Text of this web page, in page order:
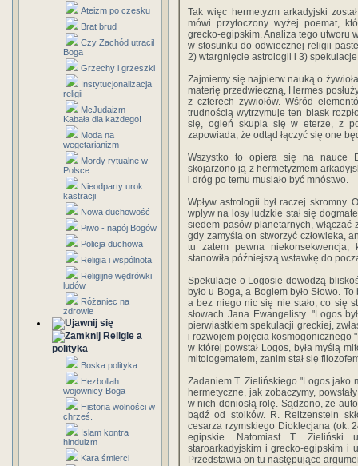
Ateizm po czesku
Brat brud
Czy Zachód utracił
Boga
Grzechy i grzeszki
Instytucjonalizacja
religii
McJudaizm -
Kabała dla każdego!
Moda na
wegetarianizm
Mordy rytualne w
Polsce
Nieodparty urok
kastracji
Nowa duchowość
Piwo - napój Bogów
Policja duchowa
Religia i wspólnota
Religijne wędrówki
ludów
Różaniec na
zdrowie
Religie a
polityka
Boska polityka
Hezbollah
wojownicy Boga
Historia wolności w
chrześ.
Islam kontra
hinduizm
Kara śmierci
Tak więc hermetyzm arkadyjski
mówi przytoczony wyżej poemat,
grecko-egipskim. Analiza tego utworu
w stosunku do odwiecznej religii
2) wtargnięcie astrologii i 3)
Zajmiemy się najpierw nauką o
materię przedwieczną, Hermes
z czterech żywiołów. Wśród
trudnością wytrzymuje ten blask
się, ogień skupia się w eterze, z
zapowiada, że odtąd łączyć się one
Wszystko to opiera się na nauce
skojarzono ją z hermetyzmem
i dróg po temu musiało być mnóstwo.
Wpływ astrologii był raczej
wpływ na losy ludzkie stał się
siedem pasów planetarnych, włączać
gdy zamyśla on stworzyć człowieka,
tu zatem pewna niekonsekwencja,
stanowiła późniejszą wstawkę do
Spekulacje o Logosie dowodzą
było u Boga, a Bogiem było Słowo.
a bez niego nic się nie stało, co się
słowach Jana Ewangelisty. "Logos
pierwiastkiem spekulacji greckiej,
i rozwojem pojęcia kosmogonicznego
w której powstał Logos, była myślą
mitologematem, zanim stał się
Zadaniem T. Zielińskiego "Logos jako
hermetyczne, jak zobaczymy,
w nich doniosłą rolę. Sądzono, że
bądź od stoików. R. Reitzenstein
cesarza rzymskiego Dioklecjana (ok.
egipskie. Natomiast T. Zieliński
staroarkadyjskim i grecko-egipskim i
Przedstawia on tu następujące